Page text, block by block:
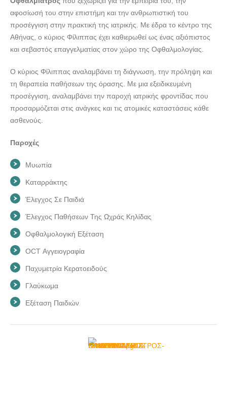
αφοσίωσή του στην επιστήμη και την ανθρωπιστική του
προσέγγιση στην πρακτική της ιατρικής. Με έδρα το κέντρο της
Αθήνας, ο κύριος Φίλιππας έχει καθιερωθεί ως ένας αξιόπιστος
και σεβαστός επαγγελματίας στον χώρο της Οφθαλμολογίας.
Ο κύριος Φίλιππας αναλαμβάνει τη διάγνωση, την πρόληψη και
τη θεραπεία παθήσεων της όρασης. Με μια εξειδικευμένη
προσέγγιση, αναλαμβάνει την παροχή ιατρικής φροντίδας που
προσαρμόζεται στις ανάγκες και τις ατομικές καταστάσεις κάθε
ασθενούς.
Παροχές
Μυωπία
Καταρράκτης
Έλεγχος Σε Παιδιά
Έλεγχος Παθήσεων Της Ωχράς Κηλίδας
Οφθαλμολογική Εξέταση
OCT Αγγειογραφία
Παχυμετρία Κερατοειδούς
Γλαύκωμα
Εξέταση Παιδιών